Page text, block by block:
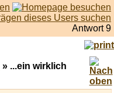
Antwort 9
» ...ein wirklich